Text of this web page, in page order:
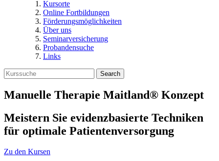
Kursorte
Online Fortbildungen
Förderungsmöglichkeiten
Über uns
Seminarversicherung
Probandensuche
Links
Search
Manuelle Therapie Maitland® Konzept
Meistern Sie evidenzbasierte Techniken
für optimale Patientenversorgung
Zu den Kursen